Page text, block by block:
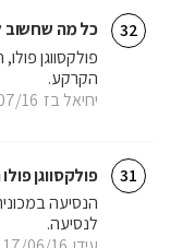
32 כל מה שחשוב
יחיאל בז 16
פולקסווגן
הקרקע.
31 פולקסווגן
הנסיעה
לנסיעה.